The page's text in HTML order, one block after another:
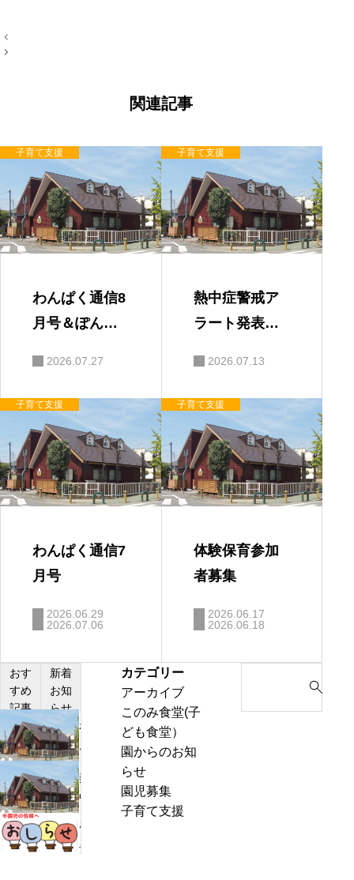
投
稿
関連記事
子育て支援
わんぱく通信8
月号＆ぽんち
2026.07.27
子育て支援
熱中症警戒ア
ラート発表時
2026.07.13
子育て支援
わんぱく通信7
月号
2026.06.29
2026.07.06
子育て支援
体験保育参加
者募集
2026.06.17
2026.06.18
おす
すめ
記事
新着
お知
らせ
わ
ぱ
く
信
8
熱
中
症
戒
お
里
カテゴリー
アーカイブ
このみ食堂(子
ども食堂）
園からのお知
らせ
園児募集
子育て支援
a